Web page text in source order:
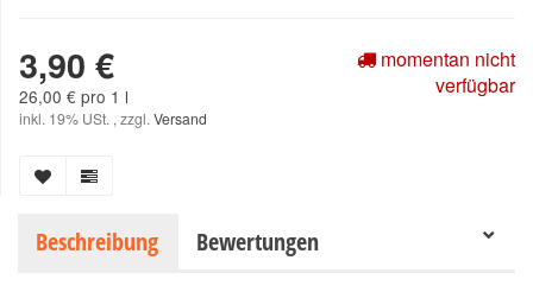
3,90 €
26,00 € pro 1 l
inkl. 19% USt. , zzgl. Versand
momentan nicht
verfügbar
Beschreibung Bewertungen